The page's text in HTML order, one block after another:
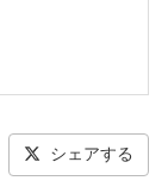
シェアする